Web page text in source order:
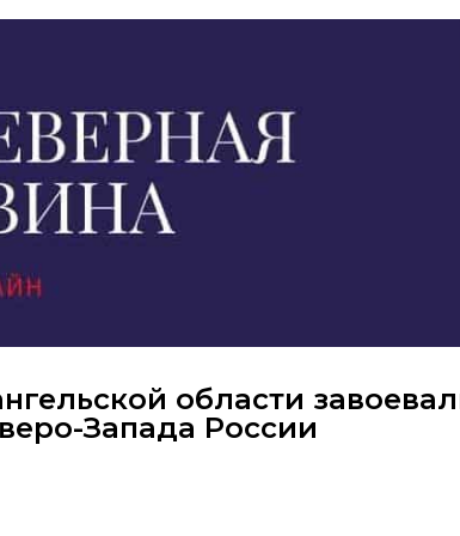
области
Запада России